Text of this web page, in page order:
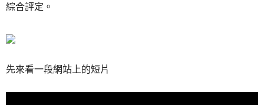
綜合評定。
先來看一段網站上的短片